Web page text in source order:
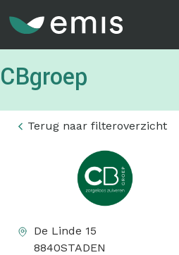
CBgroep
Terug naar filteroverzicht
De Linde 15
8840STADEN